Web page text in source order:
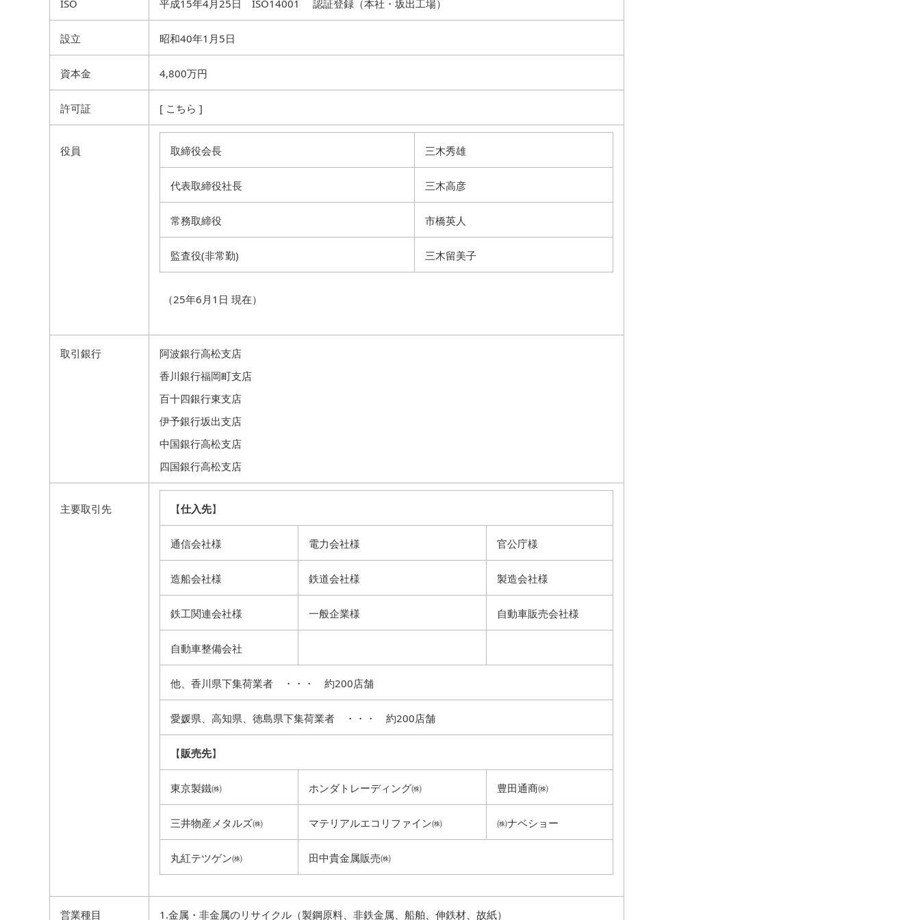
ISO 平成15年4月25日 ISO14001 認証登録（本社・坂出工場）
設立 昭和40年1月5日
資本金 4,800万円
許可証 [ こちら ]
役員 取締役会長 三木秀雄
代表取締役社長 三木高彦
常務取締役 市橋英人
監査役(非常勤) 三木留美子
（25年6月1日 現在）
取引銀行
阿波銀行高松支店
香川銀行福岡町支店
百十四銀行東支店
伊予銀行坂出支店
中国銀行高松支店
四国銀行高松支店
主要取引先 【仕入先】
通信会社様 電力会社様 官公庁様
造船会社様 鉄道会社様 製造会社様
鉄工関連会社様 一般企業様 自動車販売会社様
自動車整備会社
他、香川県下集荷業者 ・・・ 約200店舗
愛媛県、高知県、徳島県下集荷業者 ・・・ 約200店舗
【販売先】
東京製鐵㈱ ホンダトレーディング㈱ 豊田通商㈱
三井物産メタルズ㈱ マテリアルエコリファイン㈱ ㈱ナベショー
丸紅テツゲン㈱ 田中貴金属販売㈱
営業種目
1.金属・非金属のリサイクル（製鋼原料、非鉄金属、船舶、伸鉄材、故紙）